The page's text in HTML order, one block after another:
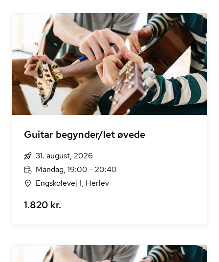
Guitar begynder/let øvede
31. august, 2026
Mandag, 19:00 - 20:40
Engskolevej 1, Herlev
1.820 kr.